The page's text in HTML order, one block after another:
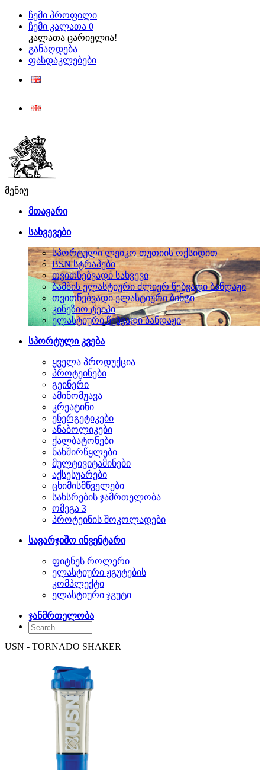
ჩემი პროფილი
ჩემი კალათა 0
კალათა ცარიელია!
განაღდება
ფასდაკლებები
მენიუ
მთავარი
სახვევები
სპორტული ლეიკო თუთიის ოქსიდით
BSN სტრაპები
თვითწებვადი სახვევი
ბამბის ელასტიური ძლიერ წებვადი ბანდაჟი
თვითწებვადი ელასტიური ბინტი
კინეზიო ტეიპი
ელასტიური წებვადი ბანდაჟი
სპორტული კვება
ყველა პროდუქცია
პროტეინები
გეინერი
ამინომჟავა
კრეატინი
ენერგეტიკები
ანაბოლიკები
ქალბატონები
ნახშირწყლები
მულტივიტამინები
აქსესუარები
ცხიმისმწველები
სახსრების ჯამრთელობა
ომეგა 3
პროტეინის შოკოლადები
სავარჯიშო ინვენტარი
ფიტნეს როლერი
ელასტიური ჟგუტების
კომპლექტი
ელასტიური ჯგუტი
ჯანმრთელობა
USN - TORNADO SHAKER